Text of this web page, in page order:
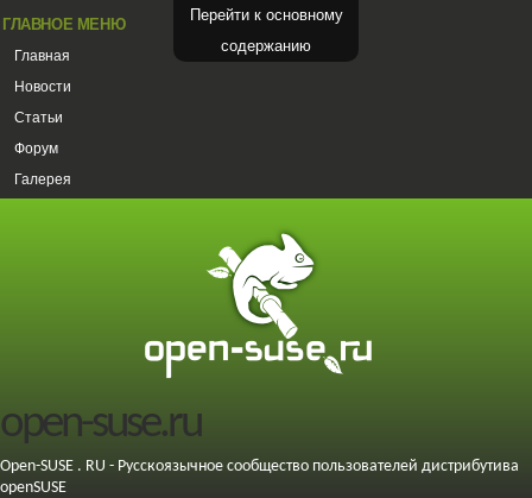
Перейти к основному
содержанию
ГЛАВНОЕ МЕНЮ
Главная
Новости
Статьи
Форум
Галерея
open-suse.ru
Open-SUSE . RU - Русскоязычное сообщество пользователей дистрибутива
openSUSE